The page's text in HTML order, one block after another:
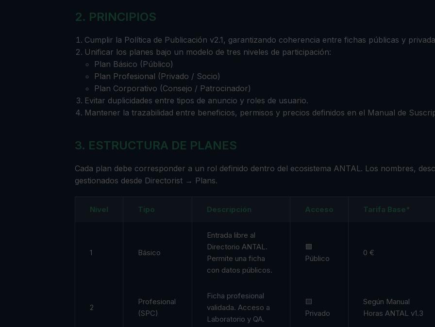
2. PRINCIPIOS
Cumplir la Política de Publicación v2.1, garantizando coherencia entre fichas públicas y
Unificar los planes bajo un modelo de tres niveles de participación:
Plan Básico (Público)
Plan Profesional (Privado / Socio)
Plan Corporativo (Consejo / Patrocinador)
Evitar duplicidades entre tipos de anuncio y roles de usuario.
Mantener la trazabilidad entre beneficios, permisos y precios definidos en el Manual de
3. ESTRUCTURA DE PLANES
Cada plan debe corresponder a un rol definido dentro del ecosistema ANTAL. Los nombres,
gestionados desde Directorist → Plans.
Nivel Tipo Descripción Acceso Tarifa Base*
1 Básico
Entrada libre al
Directorio ANTAL.
Permite una ficha
con datos públicos.
🟩
Público
0 €
2
Profesional
(SPC)
Ficha profesional
validada. Acceso a
Laboratorio y QA.
🟨
Privado
Según Manual
Horas ANTAL v1.3